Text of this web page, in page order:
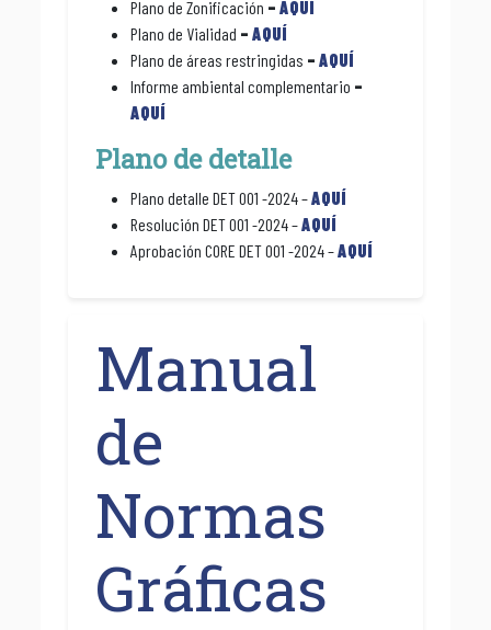
Plano de Zonificación – AQUÍ
Plano de Vialidad – AQUÍ
Plano de áreas restringidas – AQUÍ
Informe ambiental complementario –
AQUÍ
Plano de detalle
Plano detalle DET 001 -2024 –AQUÍ
Resolución DET 001 -2024 –AQUÍ
Aprobación CORE DET 001 -2024 –AQUÍ
Manual
de
Normas
Gráficas